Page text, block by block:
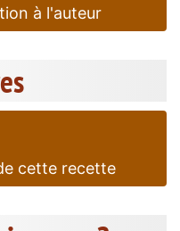
à l'auteur
cette recette